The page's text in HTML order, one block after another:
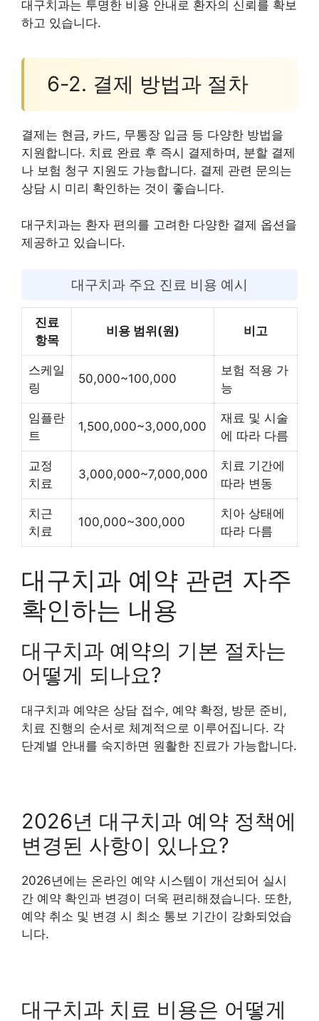
대구치과는 투명한 비용 안내로 환자의 신뢰를 확보
하고 있습니다.
6-2. 결제 방법과 절차
결제는 현금, 카드, 무통장 입금 등 다양한 방법을
지원합니다. 치료 완료 후 즉시 결제하며, 분할 결제
나 보험 청구 지원도 가능합니다. 결제 관련 문의는
상담 시 미리 확인하는 것이 좋습니다.
대구치과는 환자 편의를 고려한 다양한 결제 옵션을
제공하고 있습니다.
대구치과 주요 진료 비용 예시
진료
항목
비용 범위(원) 비고
스케일
링
50,000~100,000
보험 적용 가
능
임플란
트
1,500,000~3,000,000
재료 및 시술
에 따라 다름
교정
치료
3,000,000~7,000,000
치료 기간에
따라 변동
치근
치료
100,000~300,000
치아 상태에
따라 다름
대구치과 예약 관련 자주
확인하는 내용
대구치과 예약의 기본 절차는
어떻게 되나요?
대구치과 예약은 상담 접수, 예약 확정, 방문 준비,
치료 진행의 순서로 체계적으로 이루어집니다. 각
단계별 안내를 숙지하면 원활한 진료가 가능합니다.
2026년 대구치과 예약 정책에
변경된 사항이 있나요?
2026년에는 온라인 예약 시스템이 개선되어 실시
간 예약 확인과 변경이 더욱 편리해졌습니다. 또한,
예약 취소 및 변경 시 최소 통보 기간이 강화되었습
니다.
대구치과 치료 비용은 어떻게